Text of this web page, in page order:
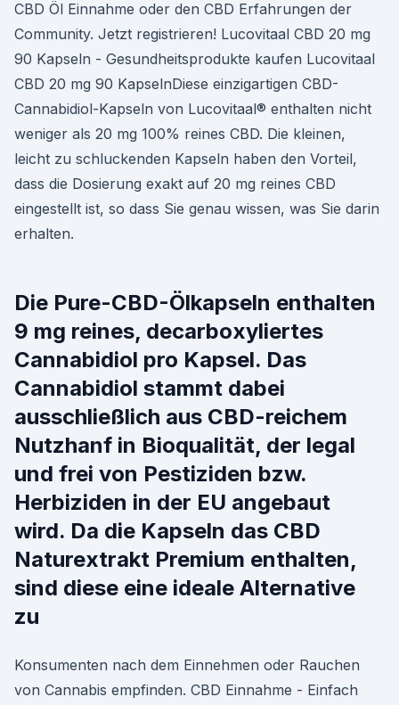
CBD Öl Einnahme oder den CBD Erfahrungen der
Community. Jetzt registrieren! Lucovitaal CBD 20 mg
90 Kapseln - Gesundheitsprodukte kaufen Lucovitaal
CBD 20 mg 90 KapselnDiese einzigartigen CBD-
Cannabidiol-Kapseln von Lucovitaal® enthalten nicht
weniger als 20 mg 100% reines CBD. Die kleinen,
leicht zu schluckenden Kapseln haben den Vorteil,
dass die Dosierung exakt auf 20 mg reines CBD
eingestellt ist, so dass Sie genau wissen, was Sie darin
erhalten.
Die Pure-CBD-Ölkapseln enthalten
9 mg reines, decarboxyliertes
Cannabidiol pro Kapsel. Das
Cannabidiol stammt dabei
ausschließlich aus CBD-reichem
Nutzhanf in Bioqualität, der legal
und frei von Pestiziden bzw.
Herbiziden in der EU angebaut
wird. Da die Kapseln das CBD
Naturextrakt Premium enthalten,
sind diese eine ideale Alternative
zu
Konsumenten nach dem Einnehmen oder Rauchen
von Cannabis empfinden. CBD Einnahme - Einfach